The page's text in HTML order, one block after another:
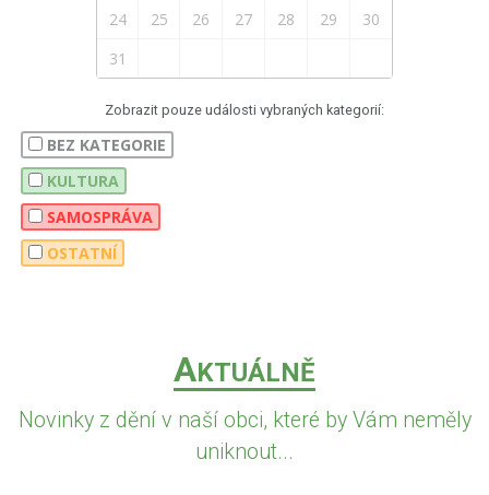
24
25 26 27 28 29
30
31
Zobrazit pouze události vybraných kategorií:
BEZ KATEGORIE
KULTURA
SAMOSPRÁVA
OSTATNÍ
AKTUÁLNĚ
Novinky z dění v naší obci, které by Vám neměly
uniknout...